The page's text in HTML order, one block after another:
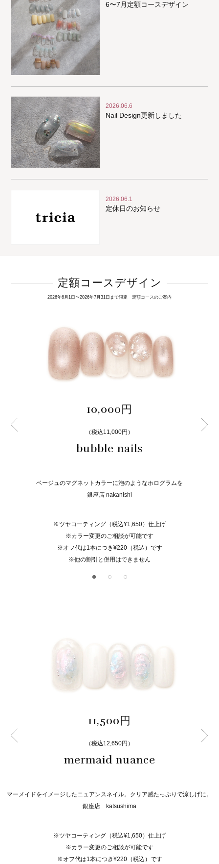
6〜7月定額コースデザイン
2026.06.6
Nail Design更新しました
2026.06.1
定休日のお知らせ
定額コースデザイン
2026年6月1日〜2026年7月31日まで限定 定額コースのご案内
10,000円
（税込11,000円）
bubble nails
ベージュのマグネットカラーに泡のようなホログラムを
銀座店 nakanishi
※ツヤコーティング（税込¥1,650）仕上げ
※カラー変更のご相談が可能です
※オフ代は1本につき¥220（税込）です
※他の割引と併用はできません
11,500円
（税込12,650円）
mermaid nuance
マーメイドをイメージしたニュアンスネイル。クリア感たっぷりで涼しげに。
銀座店 katsushima
※ツヤコーティング（税込¥1,650）仕上げ
※カラー変更のご相談が可能です
※オフ代は1本につき¥220（税込）です